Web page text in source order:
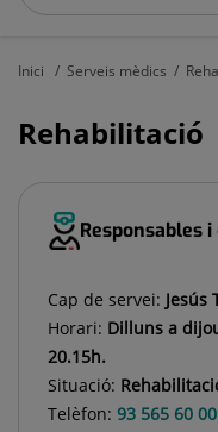
Inici Serveis mèdics
Rehabilitació
Responsables
Cap de servei: Jesús
Horari: Dilluns a
20.15h.
Situació:
Telèfon: 93 565 60 00